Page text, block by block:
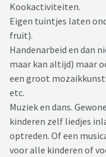
Kookactiviteiten.
Eigen tuintjes laten
fruit).
Handenarbeid en dan
maar kan altijd) maar
een groot
etc.
Muziek en dans.
kinderen zelf liedjes
optreden. Of een
voor alle kinderen of